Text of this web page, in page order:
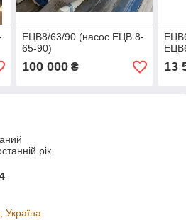
ЕЦВ8/63/90 (насос ЕЦВ 8-
65-90)
100 000₴ 13
рік
Україна